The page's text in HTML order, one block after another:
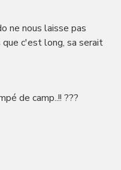
ne nous laisse pas
c'est long, sa serait
de camp..!! ???